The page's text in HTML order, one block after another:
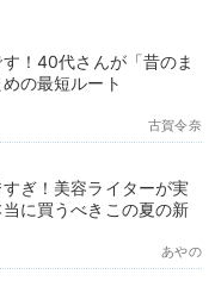
！40代さんが「昔のま
の最短ルート
古賀令奈
ぎ！美容ライターが実
に買うべきこの夏の新
あやの